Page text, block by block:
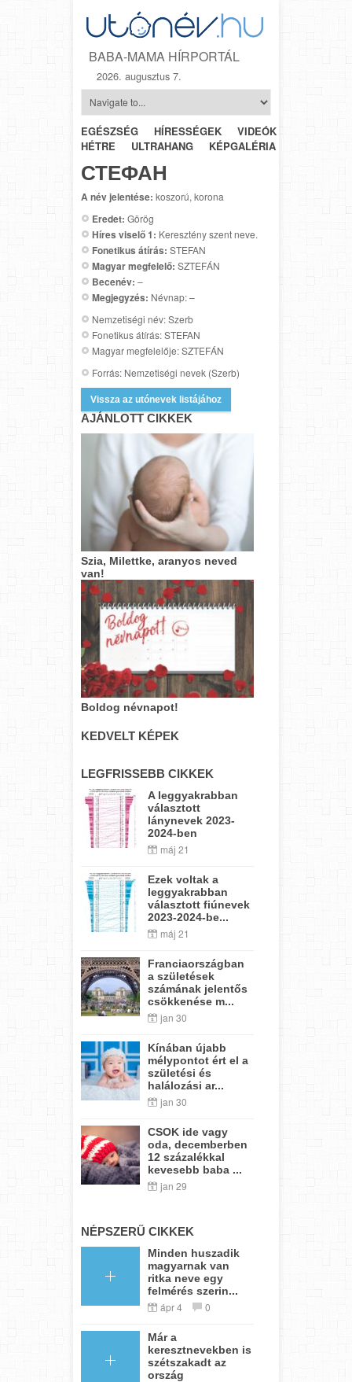
BABA-MAMA HÍRPORTÁL
2026. augusztus 7.
EGÉSZSÉG HÍRESSÉGEK VIDEÓK
HÉTRŐL-
HÉTRE
ULTRAHANG KÉPGALÉRIA
СТЕФАН
A név jelentése: koszorú, korona
Eredet: Görög
Híres viselő 1: Keresztény szent neve.
Fonetikus átírás: STEFAN
Magyar megfelelő: SZTEFÁN
Becenév: –
Megjegyzés: Névnap: –
Nemzetiségi név: Szerb
Fonetikus átírás: STEFAN
Magyar megfelelője: SZTEFÁN
Forrás: Nemzetiségi nevek (Szerb)
Vissza az utónevek listájához
AJÁNLOTT CIKKEK
Szia, Milettke, aranyos neved
van!
Boldog névnapot!
KEDVELT KÉPEK
LEGFRISSEBB CIKKEK
A leggyakrabban
választott
lánynevek 2023-
2024-ben
máj 21
Ezek voltak a
leggyakrabban
választott fiúnevek
2023-2024-be...
máj 21
Franciaországban
a születések
számának jelentős
csökkenése m...
jan 30
Kínában újabb
mélypontot ért el a
születési és
halálozási ar...
jan 30
CSOK ide vagy
oda, decemberben
12 százalékkal
kevesebb baba ...
jan 29
NÉPSZERŰ CIKKEK
Minden huszadik
magyarnak van
ritka neve egy
felmérés szerin...
ápr 4 0
Már a
keresztnevekben is
szétszakadt az
ország